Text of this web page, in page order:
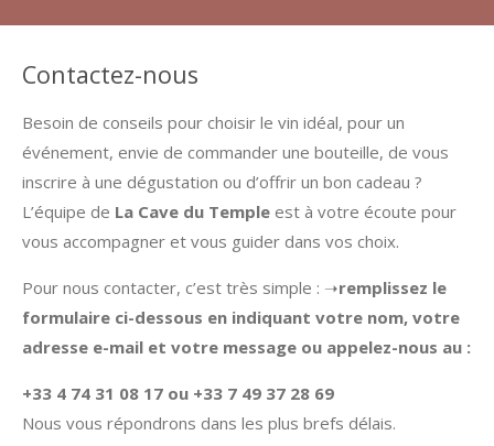
Contactez-nous
Besoin de conseils pour choisir le vin idéal, pour un
événement, envie de commander une bouteille, de vous
inscrire à une dégustation ou d’offrir un bon cadeau ?
L’équipe de La Cave du Temple est à votre écoute pour
vous accompagner et vous guider dans vos choix.
Pour nous contacter, c’est très simple : ➝remplissez le
formulaire ci-dessous en indiquant votre nom, votre
adresse e-mail et votre message ou appelez-nous au :
+33 4 74 31 08 17 ou +33 7 49 37 28 69
Nous vous répondrons dans les plus brefs délais.